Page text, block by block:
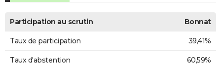
Participation au scrutin Bonnat
Taux de participation 39,41%
Taux d'abstention 60,59%